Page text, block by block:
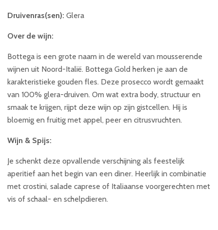
Druivenras(sen): Glera
Over de wijn:
Bottega is een grote naam in de wereld van mousserende
wijnen uit Noord-Italië. Bottega Gold herken je aan de
karakteristieke gouden fles. Deze prosecco wordt gemaakt
van 100% glera-druiven. Om wat extra body, structuur en
smaak te krijgen, rijpt deze wijn op zijn gistcellen. Hij is
bloemig en fruitig met appel, peer en citrusvruchten.
Wijn & Spijs:
Je schenkt deze opvallende verschijning als feestelijk
aperitief aan het begin van een diner. Heerlijk in combinatie
met crostini, salade caprese of Italiaanse voorgerechten met
vis of schaal- en schelpdieren.